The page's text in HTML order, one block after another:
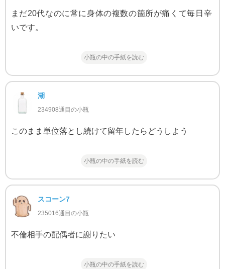
まだ20代なのに常に身体の複数の箇所が痛くて毎日辛
いです。
小瓶の中の手紙を読む
湖
234908通目の小瓶
このまま単位落とし続けて留年したらどうしよう
小瓶の中の手紙を読む
スコーン7
235016通目の小瓶
不倫相手の配偶者に謝りたい
小瓶の中の手紙を読む